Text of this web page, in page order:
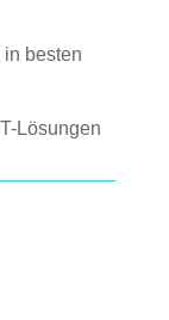
in besten
Lösungen